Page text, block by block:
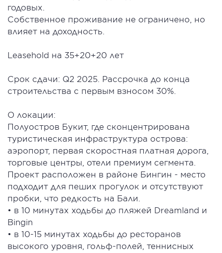
годовых.
Собственное проживание не ограничено, но
влияет на доходность.
Leasehold на 35+20+20 лет
Срок сдачи: Q2 2025. Рассрочка до конца
строительства с первым взносом 30%.
О локации:
Полуостров Букит, где сконцентрирована
туристическая инфраструктура острова:
аэропорт, первая скоростная платная дорога,
торговые центры, отели премиум сегмента.
Проект расположен в районе Бингин - место
подходит для пеших прогулок и отсутствуют
пробки, что редкость на Бали.
• в 10 минутах ходьбы до пляжей Dreamland и
Bingin
• в 10-15 минутах ходьбы до ресторанов
высокого уровня, гольф-полей, теннисных